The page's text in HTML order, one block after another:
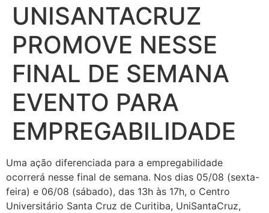
UNISANTACRUZ
PROMOVE NESSE
FINAL DE SEMANA
EVENTO PARA
EMPREGABILIDADE
Uma ação diferenciada para a empregabilidade
ocorrerá nesse final de semana. Nos dias 05/08 (sexta-
feira) e 06/08 (sábado), das 13h às 17h, o Centro
Universitário Santa Cruz de Curitiba, UniSantaCruz,